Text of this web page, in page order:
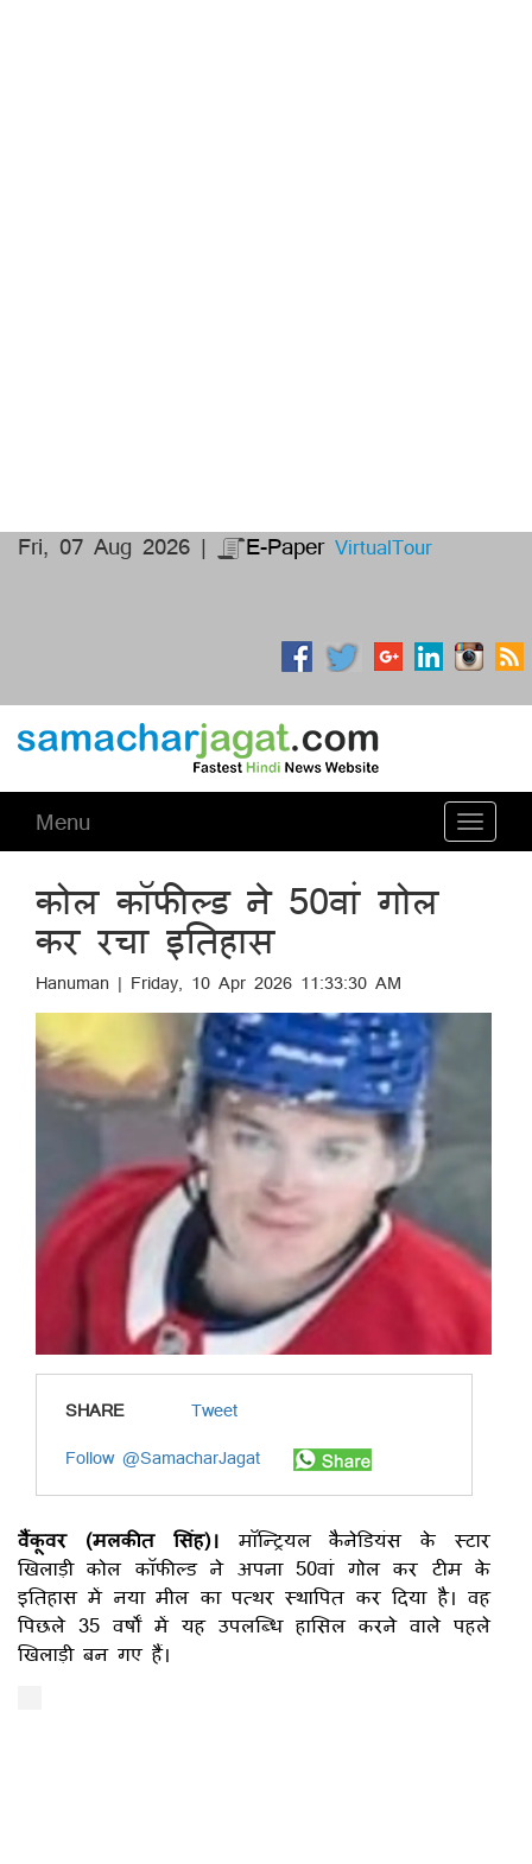
Fri, 07 Aug 2026 | E-Paper VirtualTour
Toggle
Menu
कोल कॉफील्ड ने 50वां गोल
कर रचा इतिहास
Hanuman | Friday, 10 Apr 2026 11:33:30 AM
SHARE
Tweet
Follow @SamacharJagat
वैंकूवर (मलकीत सिंह)। मॉन्ट्रियल कैनेडियंस के स्टार
खिलाड़ी कोल कॉफील्ड ने अपना 50वां गोल कर टीम के
इतिहास में नया मील का पत्थर स्थापित कर दिया है। वह
पिछले 35 वर्षों में यह उपलब्धि हासिल करने वाले पहले
खिलाड़ी बन गए हैं।